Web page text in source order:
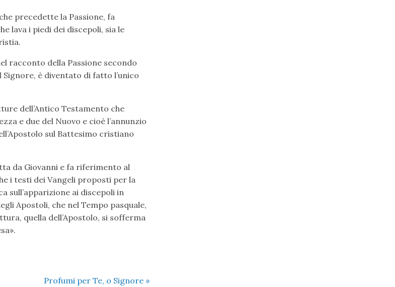
precedette la Passione, fa
lava i piedi dei discepoli, sia le
racconto della Passione secondo
è diventato di fatto l’unico
dell’Antico Testamento che
e due del Nuovo e cioè l’annunzio
sul Battesimo cristiano
da Giovanni e fa riferimento al
i testi dei Vangeli proposti per la
sull’apparizione ai discepoli in
Apostoli, che nel Tempo pasquale,
quella dell’Apostolo, si sofferma
Profumi per Te, o Signore »